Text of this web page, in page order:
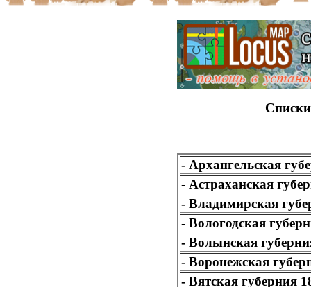
- Архангельская
- Астраханская
- Владимирская
- Вологодская
- Волынская
- Воронежская
- Вятская губерния